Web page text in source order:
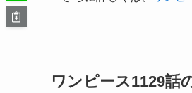
ワンピース1129話